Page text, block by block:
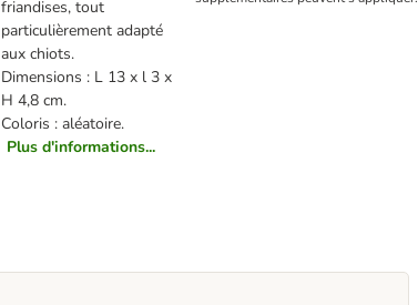
friandises, tout
particulièrement adapté
aux chiots.
Dimensions : L 13 x l 3 x
H 4,8 cm.
Coloris : aléatoire.
Plus d'informations...